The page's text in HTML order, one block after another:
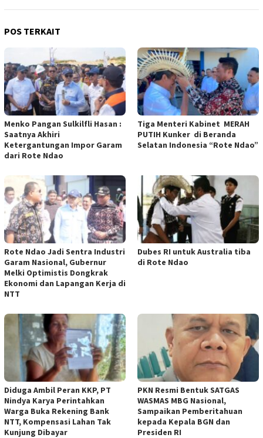
POS TERKAIT
Menko Pangan Sulkilfli Hasan :
Saatnya Akhiri
Ketergantungan Impor Garam
dari Rote Ndao
Tiga Menteri Kabinet MERAH
PUTIH Kunker di Beranda
Selatan Indonesia “Rote Ndao”
Rote Ndao Jadi Sentra Industri
Garam Nasional, Gubernur
Melki Optimistis Dongkrak
Ekonomi dan Lapangan Kerja di
NTT
Dubes RI untuk Australia tiba
di Rote Ndao
Diduga Ambil Peran KKP, PT
Nindya Karya Perintahkan
Warga Buka Rekening Bank
NTT, Kompensasi Lahan Tak
Kunjung Dibayar
PKN Resmi Bentuk SATGAS
WASMAS MBG Nasional,
Sampaikan Pemberitahuan
kepada Kepala BGN dan
Presiden RI